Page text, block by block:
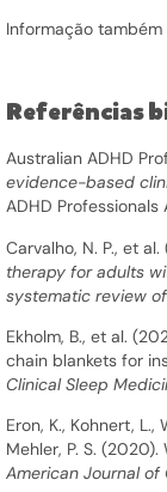
Informação
Referências
Australian ADHD
evidence-based
ADHD Professionals
Carvalho, N. P., et
therapy for adults
systematic review
Ekholm, B., et al.
chain blankets for
Clinical Sleep
Eron, K., Kohnert, L.,
Mehler, P. S.
American Journal of